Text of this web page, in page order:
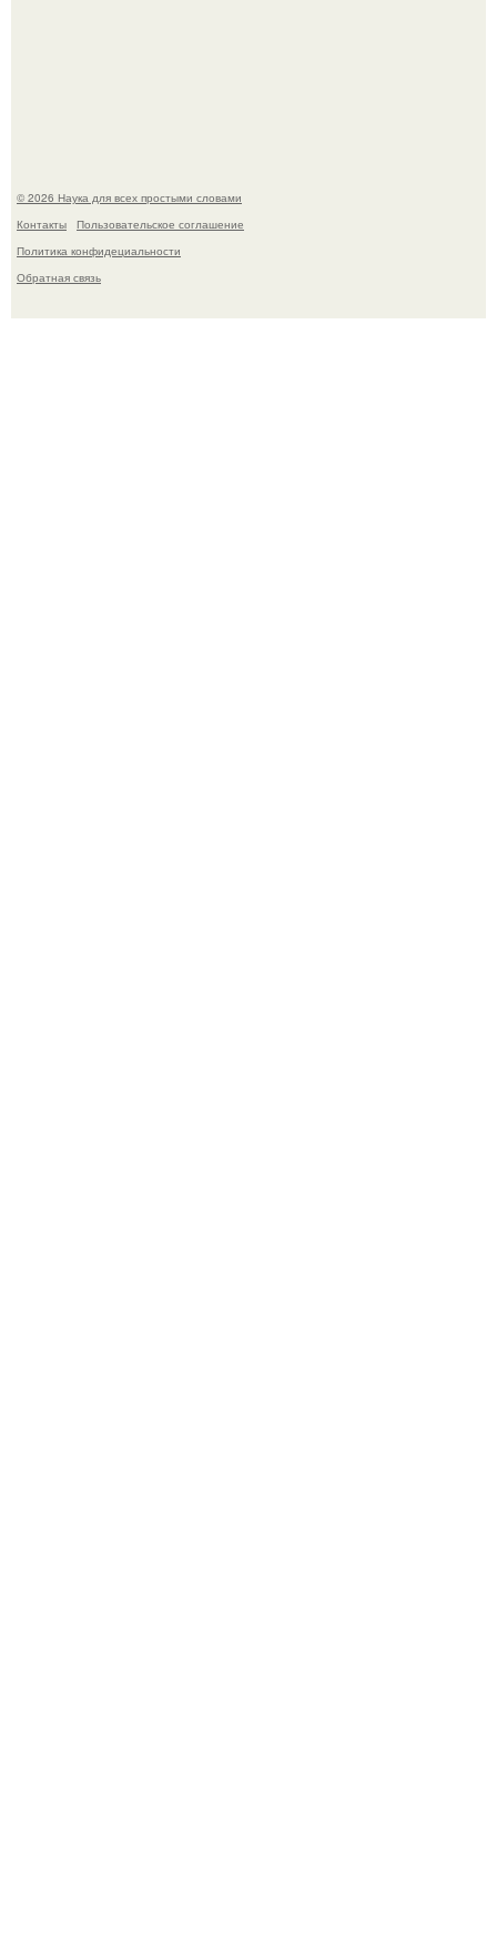
© 2026 Наука для всех простыми словами
Контакты
Пользовательское соглашение
Политика конфидециальности
Обратная связь